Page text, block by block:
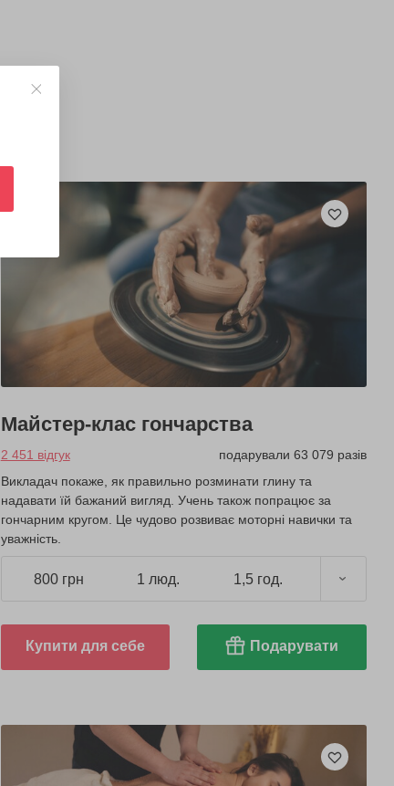
Майстер-клас гончарства
2 451 відгук
подарували 63 079 разів
Викладач покаже, як правильно розминати глину та
надавати їй бажаний вигляд. Учень також попрацює за
гончарним кругом. Це чудово розвиває моторні навички та
уважність.
800 грн 1 люд. 1,5 год.
Купити для себе Подарувати